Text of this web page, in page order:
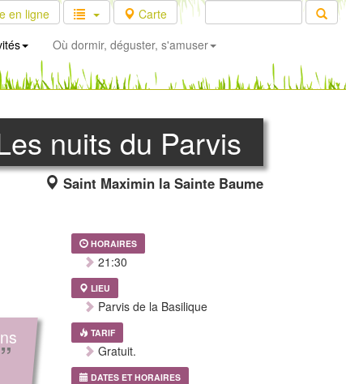
en ligne
Carte
Où dormir, déguster, s'amuser
nuits du Parvis
Saint Maximin la Sainte Baume
”
HORAIRES
21:30
LIEU
Parvis de la Basilique
TARIF
Gratuit.
DATES ET HORAIRES